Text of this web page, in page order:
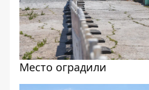
Место оградили